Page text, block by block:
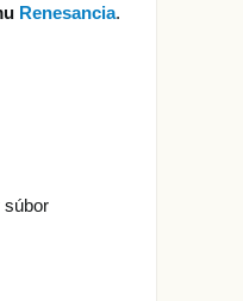
Renesancia.
súbor